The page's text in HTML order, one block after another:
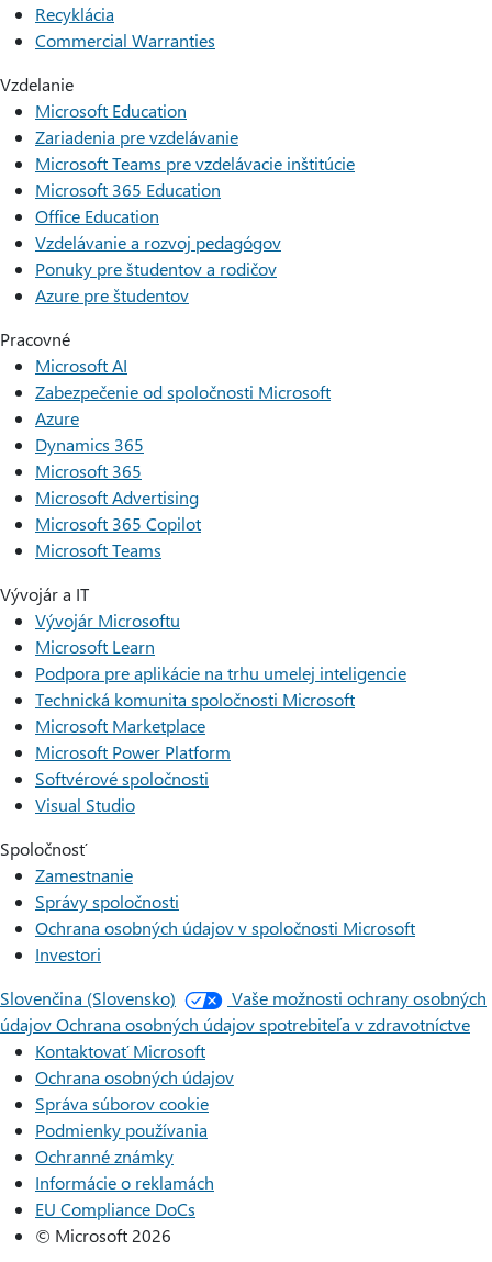
Recyklácia
Commercial Warranties
Vzdelanie
Microsoft Education
Zariadenia pre vzdelávanie
Microsoft Teams pre vzdelávacie inštitúcie
Microsoft 365 Education
Office Education
Vzdelávanie a rozvoj pedagógov
Ponuky pre študentov a rodičov
Azure pre študentov
Pracovné
Microsoft AI
Zabezpečenie od spoločnosti Microsoft
Azure
Dynamics 365
Microsoft 365
Microsoft Advertising
Microsoft 365 Copilot
Microsoft Teams
Vývojár a IT
Vývojár Microsoftu
Microsoft Learn
Podpora pre aplikácie na trhu umelej inteligencie
Technická komunita spoločnosti Microsoft
Microsoft Marketplace
Microsoft Power Platform
Softvérové spoločnosti
Visual Studio
Spoločnosť
Zamestnanie
Správy spoločnosti
Ochrana osobných údajov v spoločnosti Microsoft
Investori
Slovenčina (Slovensko)
Vaše možnosti ochrany osobných
údajovOchrana osobných údajov spotrebiteľa v zdravotníctve
Kontaktovať Microsoft
Ochrana osobných údajov
Správa súborov cookie
Podmienky používania
Ochranné známky
Informácie o reklamách
EU Compliance DoCs
© Microsoft 2026